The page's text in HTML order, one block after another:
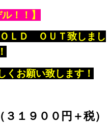
！！】
ＬＤ ＯＵＴ致しまし
くお願い致します！
１９００円＋税）